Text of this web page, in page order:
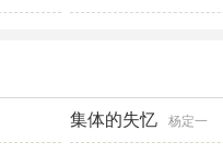
集体的失忆 杨定一